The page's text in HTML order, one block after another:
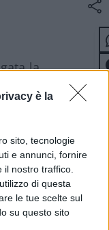
è la
sito, tecnologie
e annunci, fornire
nostro traffico.
di questa
le tue scelte sul
su questo sito
la
Due Sicilie.
porre fine a
dei
della